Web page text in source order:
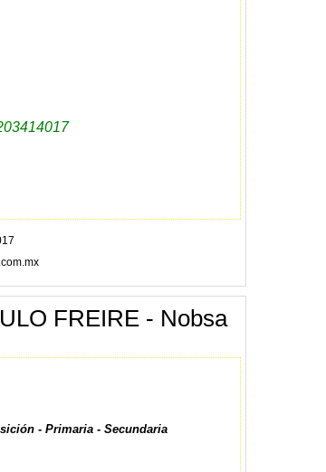
FREIRE - Nobsa
- Primaria - Secundaria